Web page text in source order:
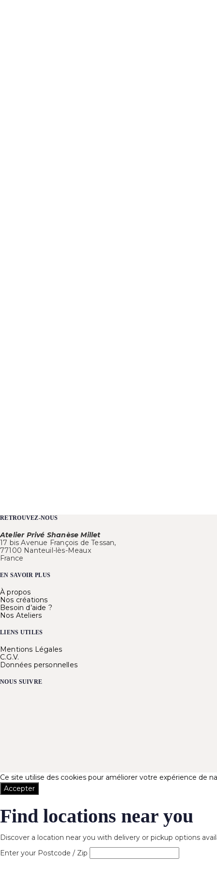
RETROUVEZ-NOUS
Atelier Privé Shanèse Millet
17 bis Avenue François de Tessan,
77100 Nanteuil-lès-Meaux
France
EN SAVOIR PLUS
À propos
Nos créations
Besoin d’aide ?
Nos Ateliers
LIENS UTILES
Mentions Légales
C.G.V.
Données personnelles
NOUS SUIVRE
Ce site utilise des cookies pour améliorer votre expérience de
Accepter
Find locations near you
Discover a location near you with delivery or pickup options
Enter your Postcode / Zip